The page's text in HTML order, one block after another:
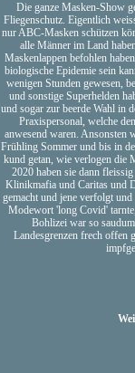
Die ganze Masken-Show
Fliegenschutz. Eigentlich
nur ABC-Masken schützen
alle Männer im Land
Maskenlappen befohlen
biologische Epidemie sein
wenigen Stunden gewesen,
und sonstige Superhelden
und sogar zur beerde Wahl in
Praxispersonal, welche
anwesend waren. Ansonsten
Frühling Sommer und bis in
kund getan, wie verlogen die
2020 haben sie dann
Klinikmafia und Caritas und
gemacht und jene verfolgt
Modewort 'long Covid'
Bohlizei war so
Landesgrenzen frech offen